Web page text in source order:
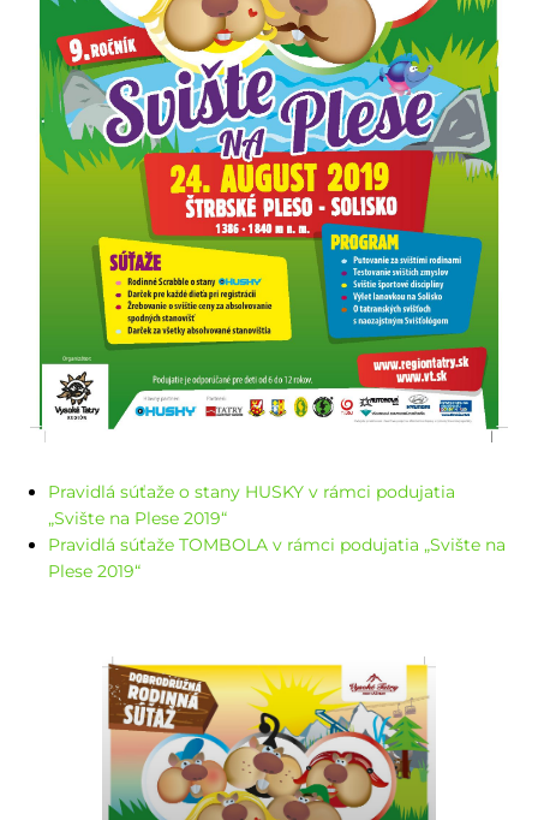
Pravidlá súťaže o stany HUSKY v rámci podujatia
„Svište na Plese 2019“
Pravidlá súťaže TOMBOLA v rámci podujatia „Svište na
Plese 2019“